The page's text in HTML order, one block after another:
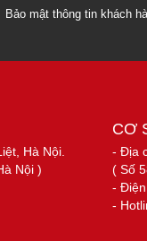
Bảo mật thông tin khách
Hà Nội.
Nội )
CƠ
- Địa
( Số
-
-